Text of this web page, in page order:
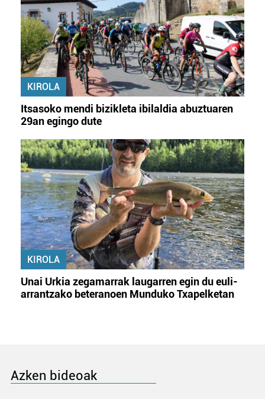
KIROLA
Itsasoko mendi bizikleta ibilaldia abuztuaren
29an egingo dute
KIROLA
Unai Urkia zegamarrak laugarren egin du euli-
arrantzako beteranoen Munduko Txapelketan
Azken bideoak